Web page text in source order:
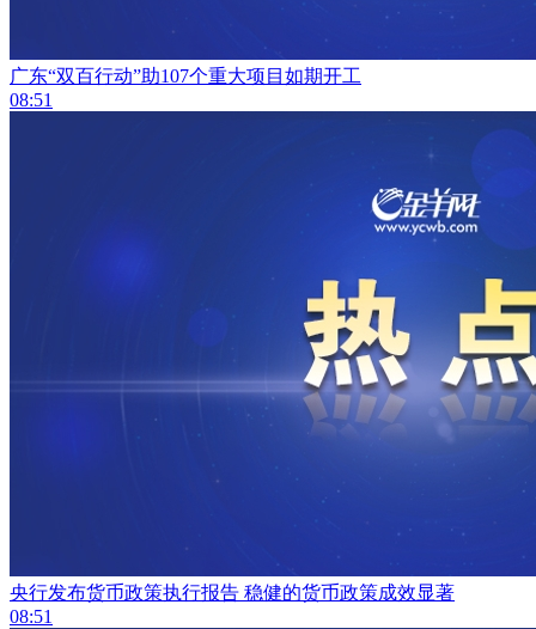
广东“双百行动”助107个重大项目如期开工
08:51
央行发布货币政策执行报告 稳健的货币政策成效显著
08:51